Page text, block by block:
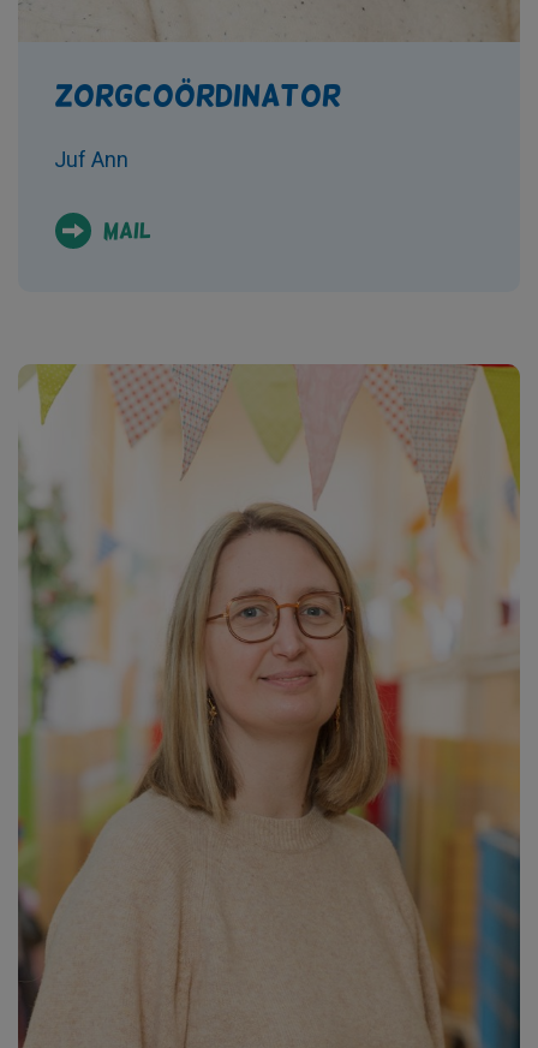
Zorgcoördinator
Juf Ann
Mail